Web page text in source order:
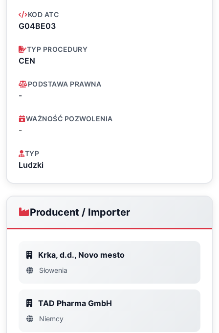
KOD ATC
G04BE03
TYP PROCEDURY
CEN
PODSTAWA PRAWNA
-
WAŻNOŚĆ POZWOLENIA
-
TYP
Ludzki
Producent / Importer
Krka, d.d., Novo mesto
Słowenia
TAD Pharma GmbH
Niemcy